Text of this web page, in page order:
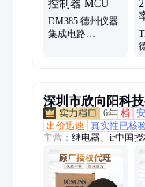
bm8563esa
DM385 德州仪器
集成电路
深圳市欣向阳科
6年 档
出价迅速
真实性已核
主营： 继电器、ir中国授
ad828arz放大器、
大器、ad8058arz放大器
ad8307arz放大器、